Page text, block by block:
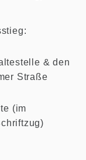
& den
Straße
(im